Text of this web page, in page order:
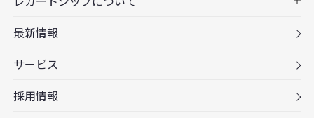
最新情報
サービス
採用情報